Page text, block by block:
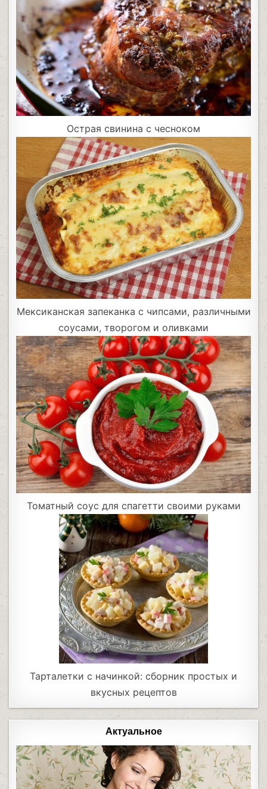
Острая свинина с чесноком
Мексиканская запеканка с чипсами, различными
соусами, творогом и оливками
Томатный соус для спагетти своими руками
Тарталетки с начинкой: сборник простых и
вкусных рецептов
Актуальное